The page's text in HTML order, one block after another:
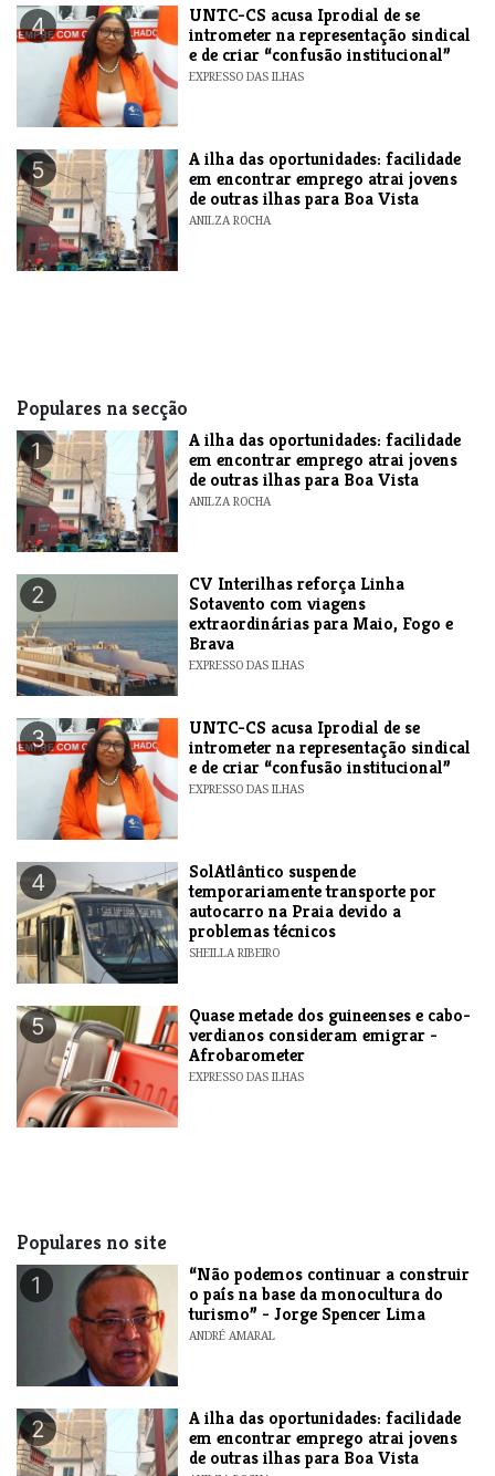
4
UNTC-CS acusa Iprodial de se
intrometer na representação sindical
e de criar “confusão institucional”
EXPRESSO DAS ILHAS
5
A ilha das oportunidades: facilidade
em encontrar emprego atrai jovens
de outras ilhas para Boa Vista
ANILZA ROCHA
Populares na secção
1
A ilha das oportunidades: facilidade
em encontrar emprego atrai jovens
de outras ilhas para Boa Vista
ANILZA ROCHA
2
​CV Interilhas reforça Linha
Sotavento com viagens
extraordinárias para Maio, Fogo e
Brava
EXPRESSO DAS ILHAS
3
UNTC-CS acusa Iprodial de se
intrometer na representação sindical
e de criar “confusão institucional”
EXPRESSO DAS ILHAS
4
SolAtlântico suspende
temporariamente transporte por
autocarro na Praia devido a
problemas técnicos
SHEILLA RIBEIRO
5
Quase metade dos guineenses e cabo-
verdianos consideram emigrar -
Afrobarometer
EXPRESSO DAS ILHAS
Populares no site
1
“Não podemos continuar a construir
o país na base da monocultura do
turismo” - Jorge Spencer Lima
ANDRÉ AMARAL
2
A ilha das oportunidades: facilidade
em encontrar emprego atrai jovens
de outras ilhas para Boa Vista